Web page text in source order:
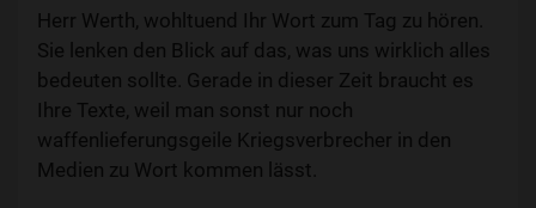
Herr Werth, wohltuend Ihr Wort zum Tag zu hören.
Sie lenken den Blick auf das, was uns wirklich alles
bedeuten sollte. Gerade in dieser Zeit braucht es
Ihre Texte, weil man sonst nur noch
waffenlieferungsgeile Kriegsverbrecher in den
Medien zu Wort kommen lässt.